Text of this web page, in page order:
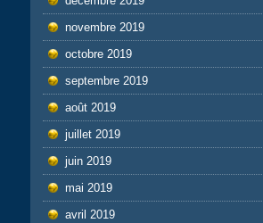
novembre 2019
octobre 2019
septembre 2019
août 2019
juillet 2019
juin 2019
mai 2019
avril 2019